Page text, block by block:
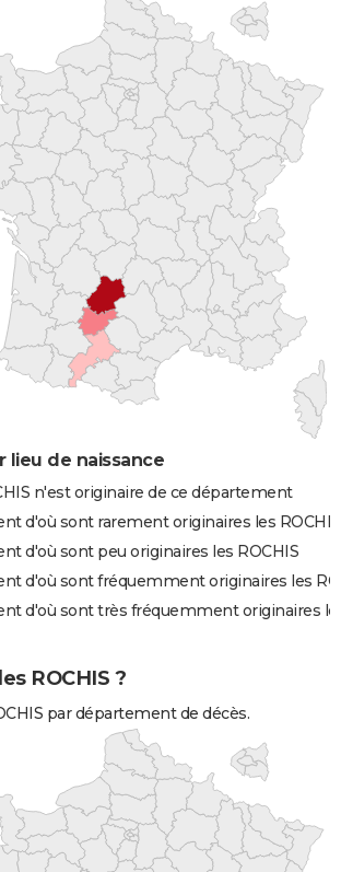
lieu de naissance
n'est originaire de ce département
d'où sont rarement originaires les ROCHIS
d'où sont peu originaires les ROCHIS
d'où sont fréquemment originaires les
d'où sont très fréquemment originaires
ROCHIS ?
par département de décès.